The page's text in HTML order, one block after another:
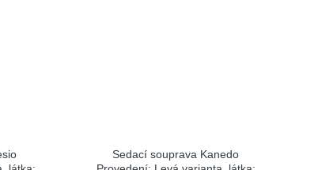
Sedací souprava Kanedo